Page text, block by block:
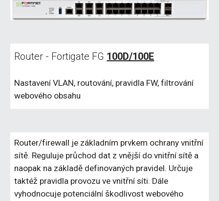
Router - Fortigate FG 100D/100E
Nastavení VLAN, routování, pravidla FW, filtrování
webového obsahu
Router/firewall je základním prvkem ochrany vnitřní
sítě. Reguluje průchod dat z vnější do vnitřní sítě a
naopak na základě definovaných pravidel. Určuje
taktéž pravidla provozu ve vnitřní síti. Dále
vyhodnocuje potenciální škodlivost webového